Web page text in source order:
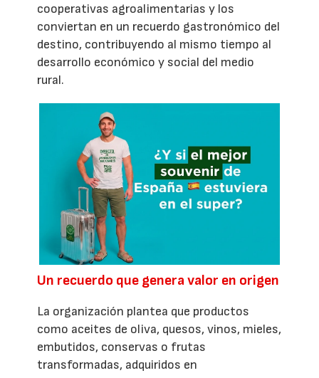
cooperativas agroalimentarias y los
conviertan en un recuerdo gastronómico del
destino, contribuyendo al mismo tiempo al
desarrollo económico y social del medio
rural.
Un recuerdo que genera valor en origen
La organización plantea que productos
como aceites de oliva, quesos, vinos, mieles,
embutidos, conservas o frutas
transformadas, adquiridos en